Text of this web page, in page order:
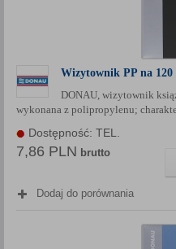
Wizytownik PP na
DONAU, wizytownik
wykonana z polipropylenu;
Dostępność: TEL.
7,86 PLN brutto
Dodaj do porównania